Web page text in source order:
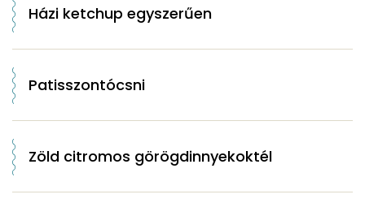
Házi ketchup egyszerűen
Patisszontócsni
Zöld citromos görögdinnyekoktél